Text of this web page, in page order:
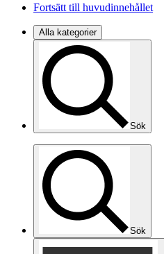
Fortsätt till huvudinnehållet
Alla kategorier
Sök
Sök